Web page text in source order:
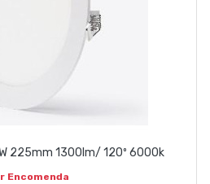
225mm 1300lm/ 120º 6000k
Encomenda